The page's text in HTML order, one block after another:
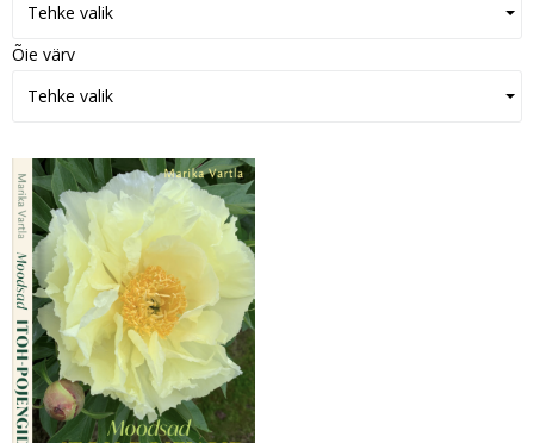
Tehke valik
Õie värv
Tehke valik